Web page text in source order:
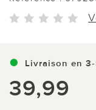
Livraison en
39,99